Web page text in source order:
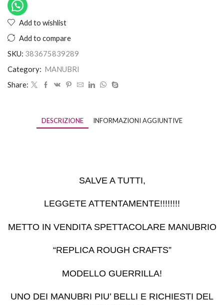
Add to wishlist
Add to compare
SKU: 383675839289
Category: MANUBRI
Share:
DESCRIZIONE INFORMAZIONI AGGIUNTIVE
SALVE A TUTTI,
LEGGETE ATTENTAMENTE!!!!!!!!
METTO IN VENDITA SPETTACOLARE MANUBRIO
“REPLICA ROUGH CRAFTS”
MODELLO GUERRILLA!
UNO DEI MANUBRI PIU’ BELLI E RICHIESTI DEL